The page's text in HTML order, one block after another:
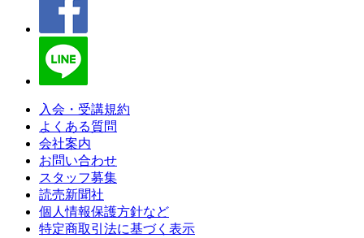
入会・受講規約
よくある質問
会社案内
お問い合わせ
スタッフ募集
読売新聞社
個人情報保護方針など
特定商取引法に基づく表示